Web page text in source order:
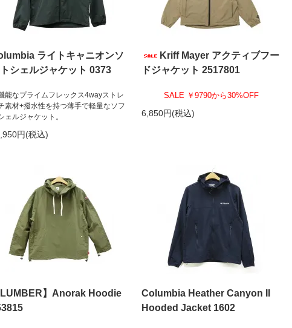
ライトキャニオンソ
シェルジャケット 0373
能なプライムフレックス4wayストレ
素材+撥水性を持つ薄手で軽量なソフ
ェルジャケット。
円(税込)
Kriff Mayer アクティブフー
ドジャケット 2517801
SALE ￥9790から30%OFF
6,850円(税込)
LUMBER】Anorak Hoodie
Columbia Heather Canyon II
Hooded Jacket 1602